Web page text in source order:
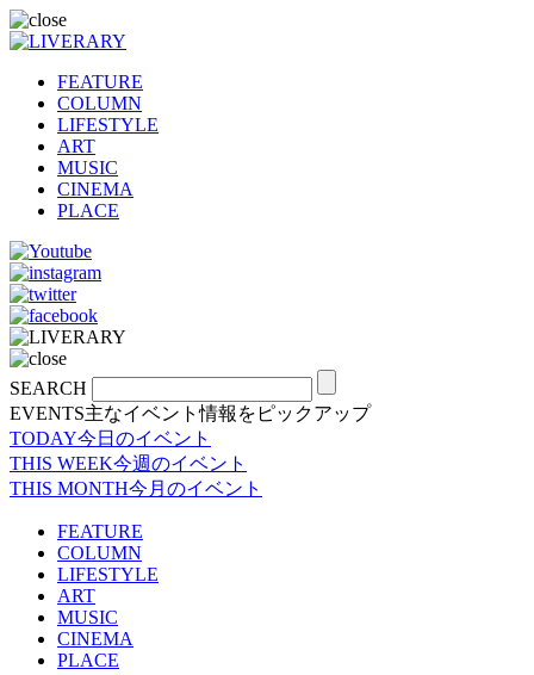
FEATURE
COLUMN
LIFESTYLE
ART
MUSIC
CINEMA
PLACE
SEARCH
EVENTS主なイベント情報をピックアップ
TODAY今日のイベント
THIS WEEK今週のイベント
THIS MONTH今月のイベント
FEATURE
COLUMN
LIFESTYLE
ART
MUSIC
CINEMA
PLACE